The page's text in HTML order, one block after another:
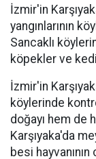
İzmir'in
yangınlarının
Sancaklı
köpekler ve
İzmir'in
köylerinde
doğayı hem de
Karşıyaka'da
besi